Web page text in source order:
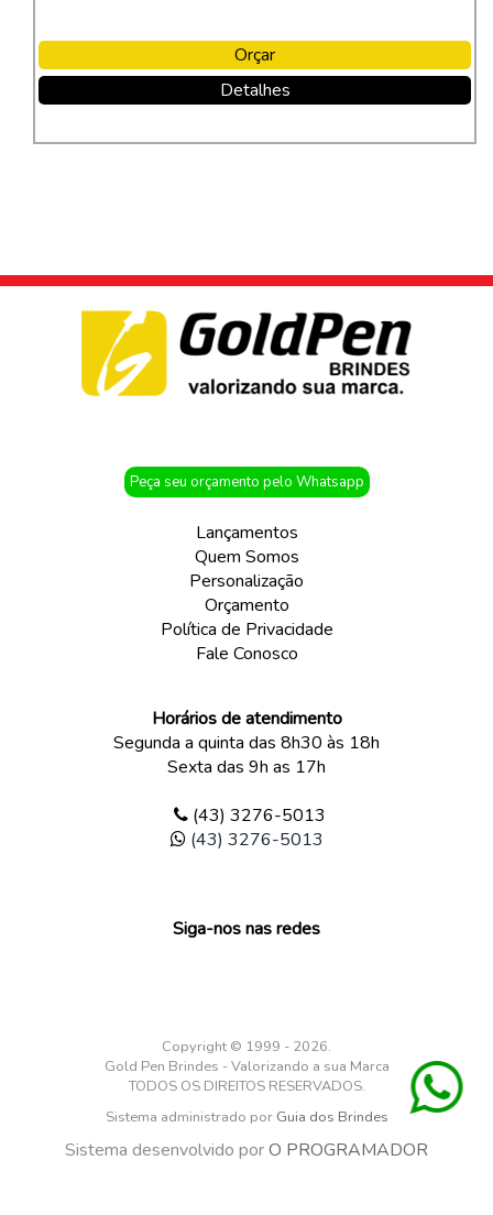
Orçar
Detalhes
Peça seu orçamento pelo Whatsapp
Lançamentos
Quem Somos
Personalização
Orçamento
Política de Privacidade
Fale Conosco
Horários de atendimento
Segunda a quinta das 8h30 às 18h
Sexta das 9h as 17h
(43) 3276-5013
(43) 3276-5013
Siga-nos nas redes
Copyright © 1999 - 2026.
Gold Pen Brindes - Valorizando a sua Marca
TODOS OS DIREITOS RESERVADOS.
Sistema administrado por Guia dos Brindes
Sistema desenvolvido porO PROGRAMADOR